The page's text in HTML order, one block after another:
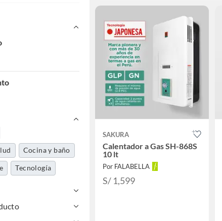
Cocina y baño
Tecnología
SAKURA
Calentador a Gas SH-868S
10 lt
Por FALABELLA
S/ 1,599